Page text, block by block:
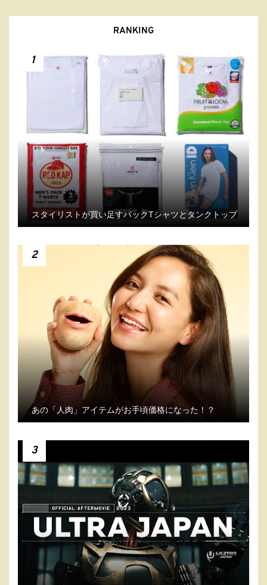
RANKING
1
スタイリストが買い足すパックTシャツとタンクトップ
2
あの「人肉」アイテムがお手頃価格になった！？
3